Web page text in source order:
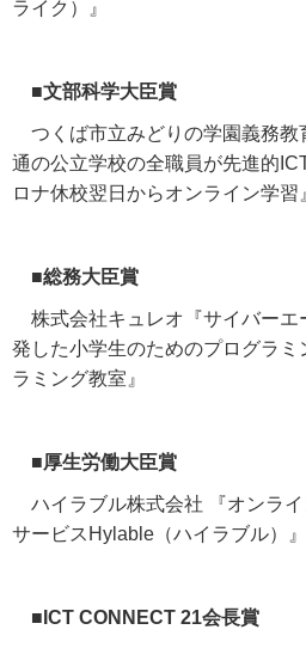
ライク）』
■文部科学大臣賞
つくば市立みどりの学園義務
通の公立学校の全職員が先進的
ロナ休校翌日からオンライン学習
■総務大臣賞
株式会社キュレオ『サイバーエ
発した小学生のためのプログラミ
ラミング教室』
■厚生労働大臣賞
ハイラブル株式会社 『オンラ
サービス Hylable （ハイラブル）』
■ICT CONNECT 21会長賞